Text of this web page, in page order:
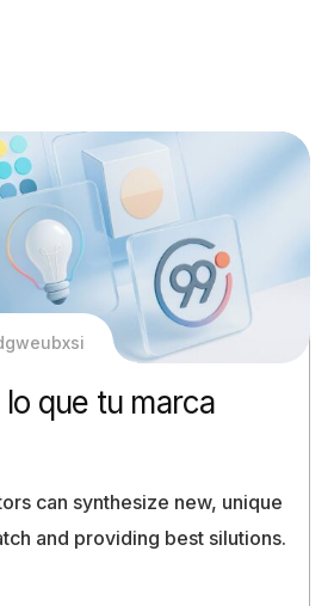
que tu marca
can synthesize new, unique
and providing best silutions.